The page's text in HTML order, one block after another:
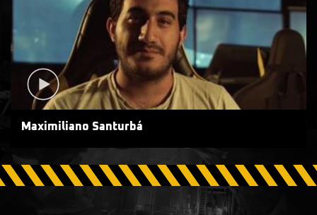
Maximiliano Santurbá